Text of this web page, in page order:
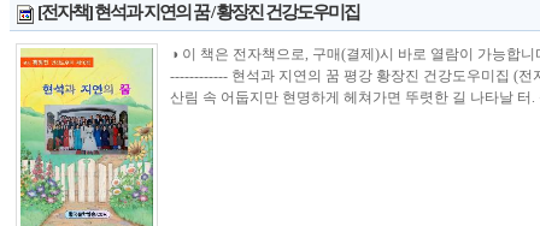
[전자책] 현석과 지연의 꿈 / 황장진 건강도우미집
◑ 이 책은 전자책으로, 구매(결제)시 바로 열람이 가능합
------------ 현석과 지연의 꿈 평강 황장진 건강도우미집 (
산림 속 어둡지만 현명하게 헤쳐가면 뚜렷한 길 나타날 터.